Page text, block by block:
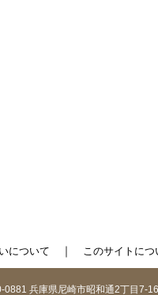
について ｜ このサイトにつ
兵庫県尼崎市昭和通2丁目7-16